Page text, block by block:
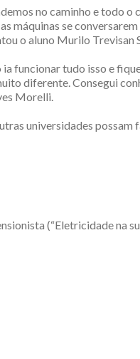
no caminho e todo
máquinas se
o aluno Murilo Trevisan
funcionar tudo isso e
diferente. Consegui
Morelli.
universidades possam
(“Eletricidade na